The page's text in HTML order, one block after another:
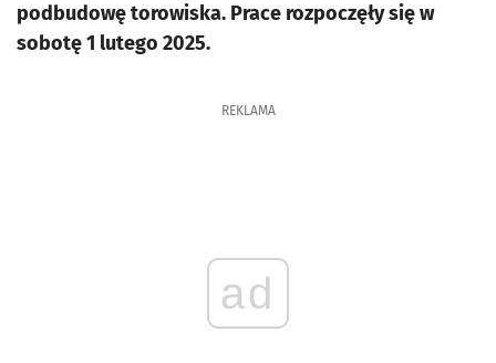
podbudowę torowiska. Prace rozpoczęły się w
sobotę 1 lutego 2025.
REKLAMA
ad